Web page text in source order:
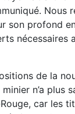
Nous
son profond
nécessaires
de la
n’a plus
car les